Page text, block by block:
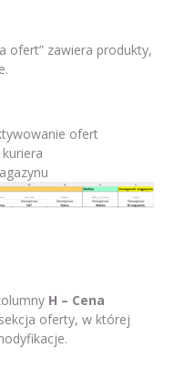
ofert” zawiera produkty,
ofert
H – Cena
oferty, w której